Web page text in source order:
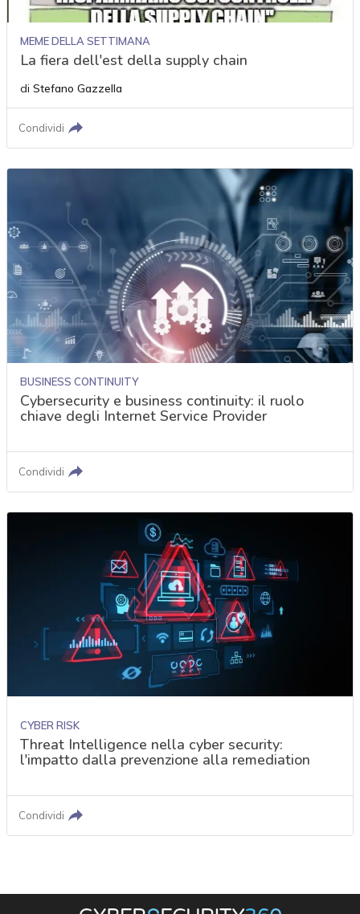
MEME DELLA SETTIMANA
La fiera dell'est della supply chain
di Stefano Gazzella
Condividi
BUSINESS CONTINUITY
Cybersecurity e business continuity: il ruolo
chiave degli Internet Service Provider
Condividi
CYBER RISK
Threat Intelligence nella cyber security:
l'impatto dalla prevenzione alla remediation
Condividi